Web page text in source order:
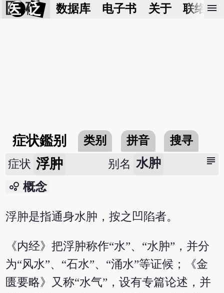
医 砭 数据库 电子书 关于 联络我
menu
症状鑑别 类别 拼音 搜寻
subject
症状 浮肿 别名 水肿
bubble_chart 概念
浮肿是指通身水肿，按之凹陷者。
《内经》把浮肿称作“水”、“水肿”，并分
为“风水”、“石水”、“涌水”等证候；《金
匮要略》又称“水气”，设有专篇论述，并